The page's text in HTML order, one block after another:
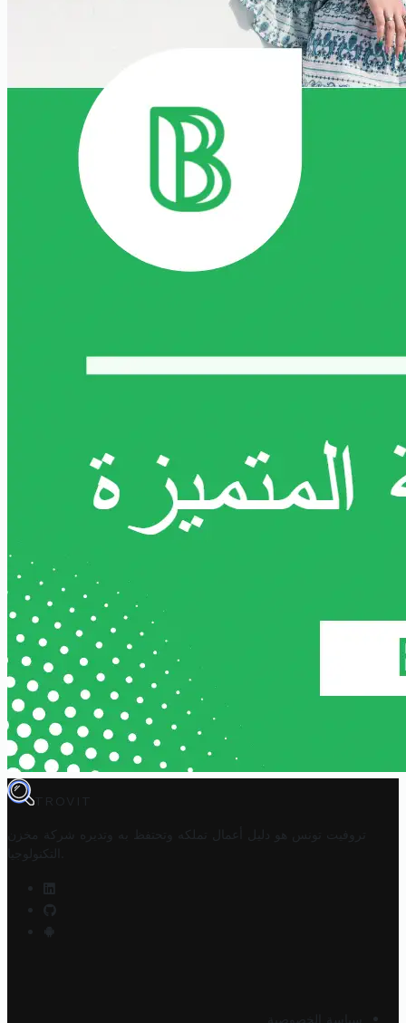
TROVIT
تروفيت تونس هو دليل أعمال تملكه وتحتفظ به وتديره
شركة مخزن
التكنولوجيا
سياسة الخصوصية